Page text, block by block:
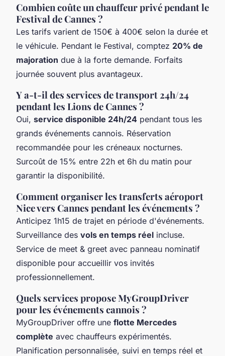
Combien coûte un chauffeur privé pendant le
Festival de Cannes ?
Les tarifs varient de 150€ à 400€ selon la durée et
le véhicule. Pendant le Festival, comptez 20% de
majoration due à la forte demande. Forfaits
journée souvent plus avantageux.
Y a-t-il des services de transport 24h/24
pendant les Lions de Cannes ?
Oui, service disponible 24h/24 pendant tous les
grands événements cannois. Réservation
recommandée pour les créneaux nocturnes.
Surcoût de 15% entre 22h et 6h du matin pour
garantir la disponibilité.
Comment organiser les transferts aéroport
Nice vers Cannes pendant les événements ?
Anticipez 1h15 de trajet en période d'événements.
Surveillance des vols en temps réel incluse.
Service de meet & greet avec panneau nominatif
disponible pour accueillir vos invités
professionnellement.
Quels services propose MyGroupDriver
pour les événements cannois ?
MyGroupDriver offre une flotte Mercedes
complète avec chauffeurs expérimentés.
Planification personnalisée, suivi en temps réel et